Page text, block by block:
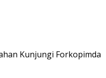
Kunjungi Forkopimda